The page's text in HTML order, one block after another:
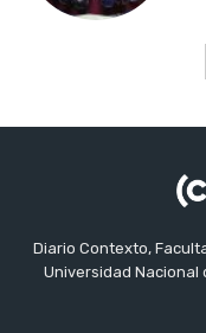
Diario Contexto,
Universidad Nacional